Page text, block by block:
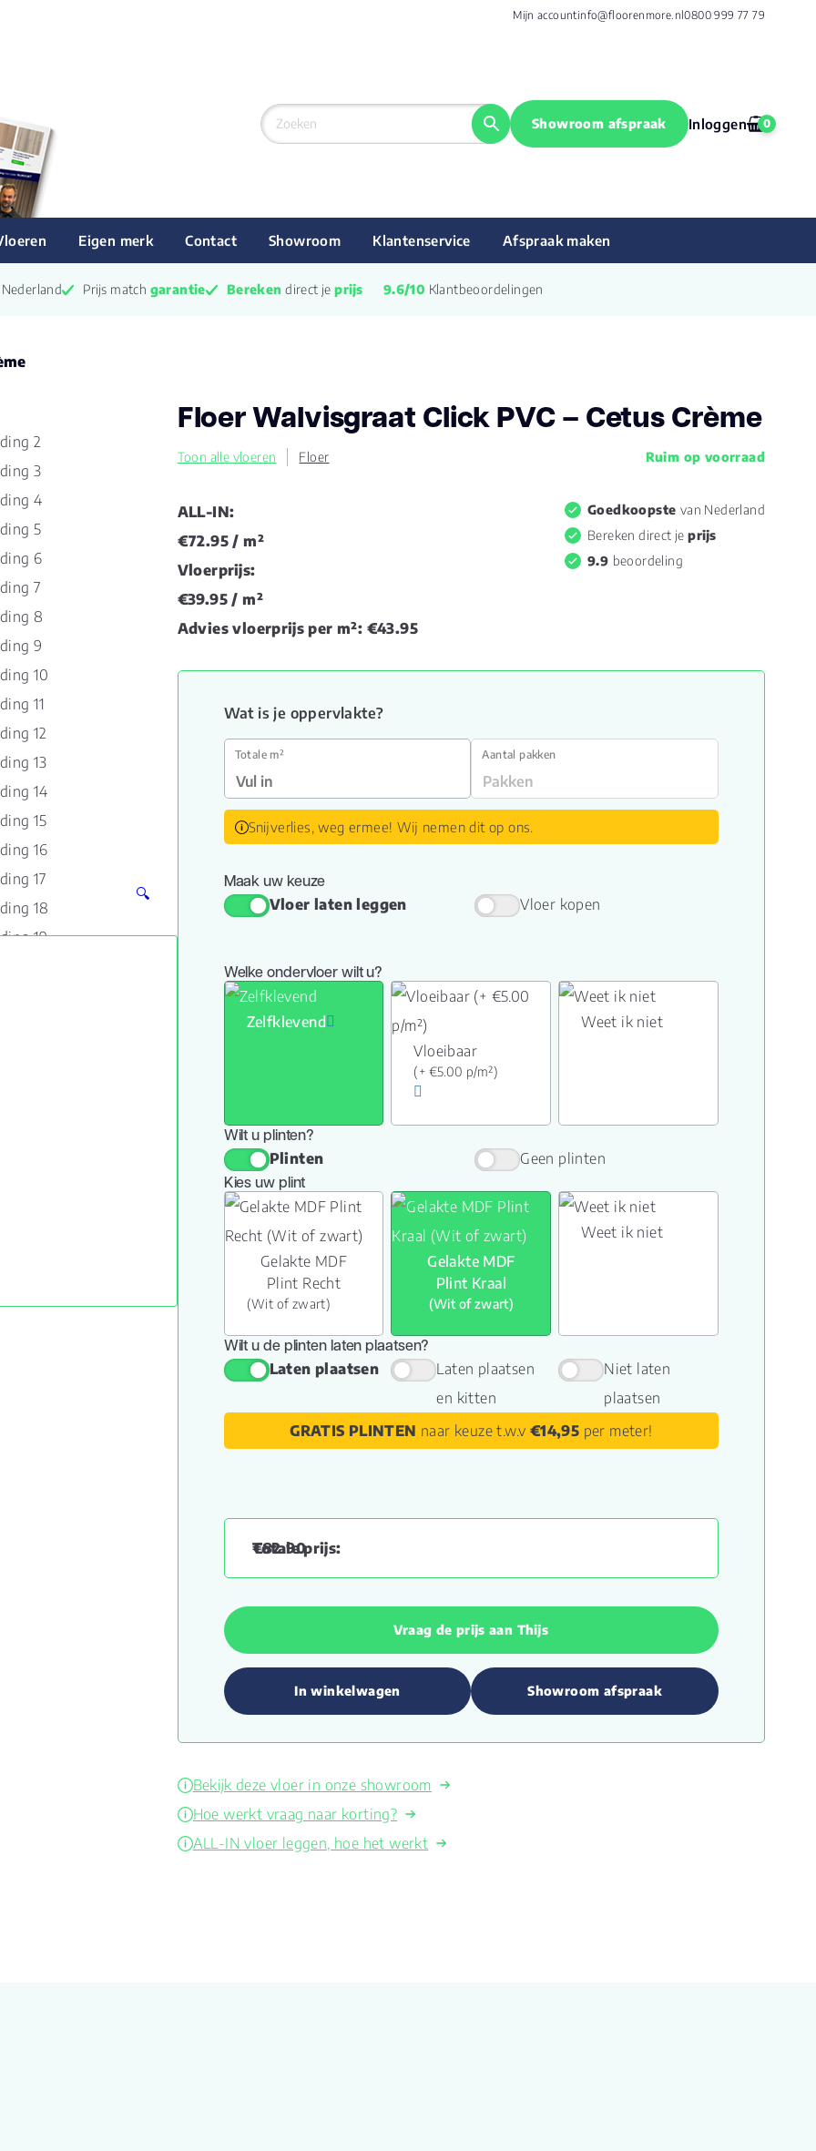
Mijn accountinfo@floorenmore.nl0800 999 77 79
Showroom afspraak Inloggen 0
Eigen merk Contact Showroom Klantenservice Afspraak maken
Prijs match garantie Bereken direct je prijs 9.6/10 Klantbeoordelingen
🔍
Floer Walvisgraat Click PVC – Cetus Crème
Toon alle vloeren Floer Ruim op voorraad
ALL-IN:
€72.95 / m²
Vloerprijs:
€39.95/ m²
Advies vloerprijs per m²: €43.95
Goedkoopste van Nederland
Bereken direct jeprijs
9.9 beoordeling
Wat is je oppervlakte?
Totale m² Aantal pakken
Snijverlies, weg ermee! Wij nemen dit op ons.
Maak uw keuze
Vloer laten leggen Vloer kopen
Welke ondervloer wilt u?
Zelfklevend
Vloeibaar
(+ €5.00 p/m²)
Weet ik niet
Wilt u plinten?
Plinten Geen plinten
Kies uw plint
Gelakte MDF
Plint Recht
(Wit of zwart)
Gelakte MDF
Plint Kraal
(Wit of zwart)
Weet ik niet
Wilt u de plinten laten plaatsen?
Laten plaatsen
Laten plaatsen
en kitten
Niet laten
plaatsen
GRATIS PLINTEN naar keuze t.w.v €14,95 per meter!
€82.90
Vraag de prijs aan Thijs
In winkelwagen Showroom afspraak
Bekijk deze vloer in onze showroom
Hoe werkt vraag naar korting?
ALL-IN vloer leggen, hoe het werkt